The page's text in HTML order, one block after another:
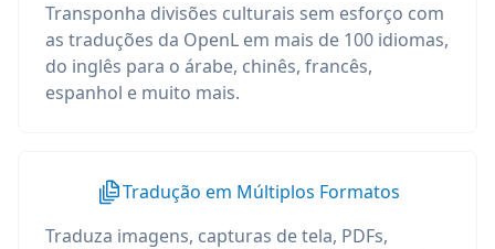
Transponha divisões culturais sem esforço com
as traduções da OpenL em mais de 100 idiomas,
do inglês para o árabe, chinês, francês,
espanhol e muito mais.
Tradução em Múltiplos Formatos
Traduza imagens, capturas de tela, PDFs,